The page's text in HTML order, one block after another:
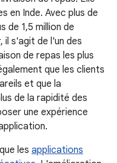
en Inde. Avec plus de
de 1,5 million de
il s'agit de l'un des
de repas les plus
que les clients
et que la
de la rapidité des
une expérience
les applications